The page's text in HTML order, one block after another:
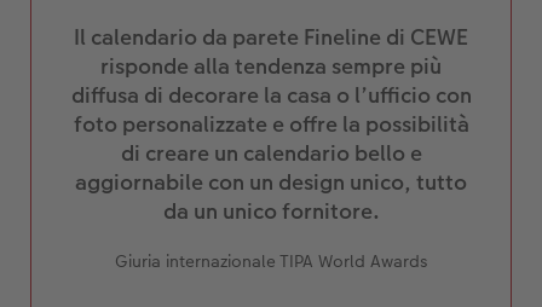
Il calendario da parete Fineline di CEWE
risponde alla tendenza sempre più
diffusa di decorare la casa o l’ufficio con
foto personalizzate e offre la possibilità
di creare un calendario bello e
aggiornabile con un design unico, tutto
da un unico fornitore.
Giuria internazionale TIPA World Awards